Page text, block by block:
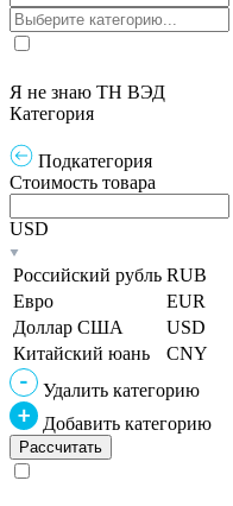
Я не знаю ТН ВЭД
Категория
Подкатегория
Стоимость товара
USD
Российский рубль RUB
Евро
EUR
Доллар США
USD
Китайский юань
CNY
Удалить категорию
Добавить категорию